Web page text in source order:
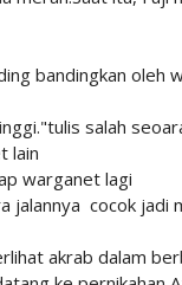
bandingkan
salah
lain
warganet lagi
jalannya cocok jadi
akrab dalam